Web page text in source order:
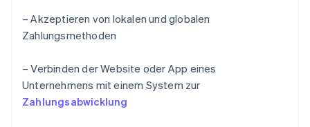
– Akzeptieren von lokalen und globalen
Zahlungsmethoden
– Verbinden der Website oder App eines
Unternehmens mit einem System zur
Zahlungsabwicklung